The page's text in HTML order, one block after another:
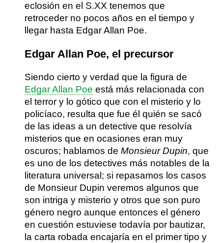
eclosión en el S.XX tenemos que
retroceder no pocos años en el tiempo y
llegar hasta Edgar Allan Poe.
Edgar Allan Poe, el precursor
Siendo cierto y verdad que la figura de
Edgar Allan Poe está más relacionada con
el terror y lo gótico que con el misterio y lo
policíaco, resulta que fue él quién se sacó
de las ideas a un detective que resolvía
misterios que en ocasiones eran muy
oscuros; hablamos de Monsieur Dupin, que
es uno de los detectives más notables de la
literatura universal; si repasamos los casos
de Monsieur Dupin veremos algunos que
son intriga y misterio y otros que son puro
género negro aunque entonces el género
en cuestión estuviese todavía por bautizar,
la carta robada encajaría en el primer tipo y